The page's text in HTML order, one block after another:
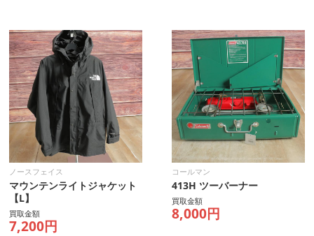
ノースフェイス
マウンテンライトジャケット
【L】
買取金額
7,200円
コールマン
413H ツーバーナー
買取金額
8,000円